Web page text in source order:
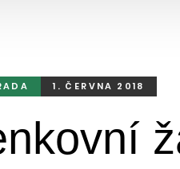
1. ČERVNA 2018